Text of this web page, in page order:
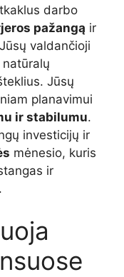
darbo
pažangą ir
valdančioji
Jūsų
planavimui
ir stabilumu.
investicijų ir
mėnesio, kuris
ir